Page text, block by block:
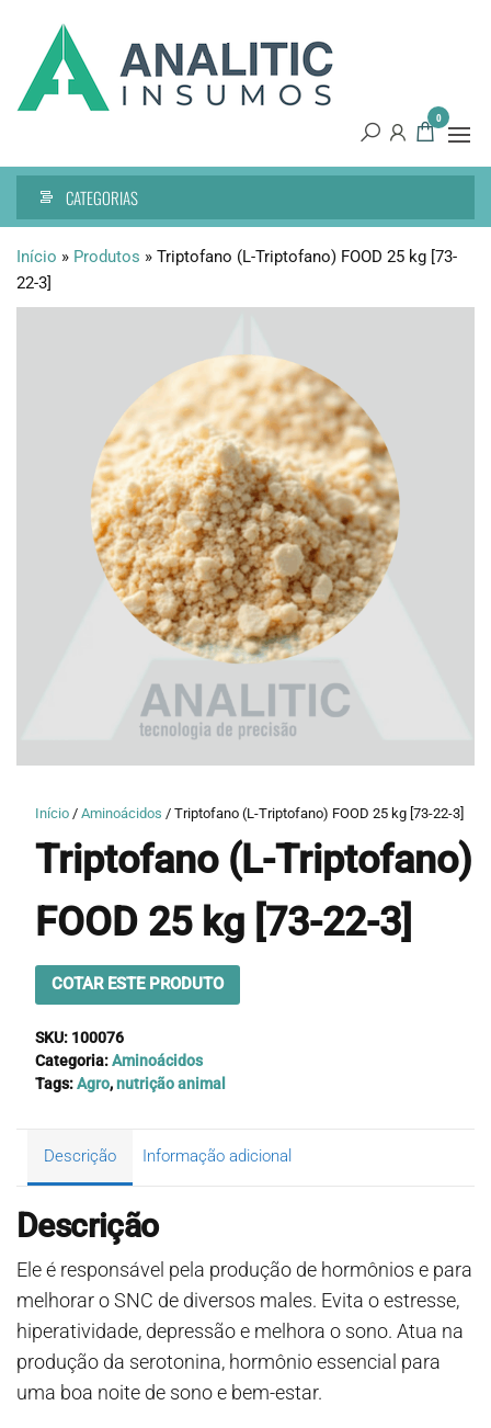
conteúdo
0
CATEGORIAS
Início » Produtos » Triptofano (L-Triptofano) FOOD 25 kg [73-
22-3]
Início/ Aminoácidos / Triptofano (L-Triptofano) FOOD 25 kg [73-22-3]
Triptofano (L-Triptofano)
FOOD 25 kg [73-22-3]
COTAR ESTE PRODUTO
SKU: 100076
Categoria:Aminoácidos
Tags:Agro,nutrição animal
Descrição Informação adicional
Descrição
Ele é responsável pela produção de hormônios e para
melhorar o SNC de diversos males. Evita o estresse,
hiperatividade, depressão e melhora o sono. Atua na
produção da serotonina, hormônio essencial para
uma boa noite de sono e bem-estar.